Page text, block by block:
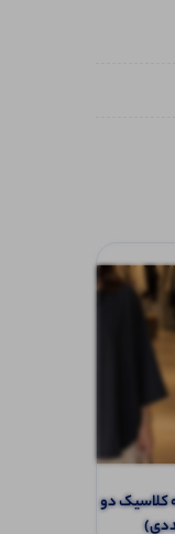
مانتو یقه کلاسیک دو دکمه محرمی عمده